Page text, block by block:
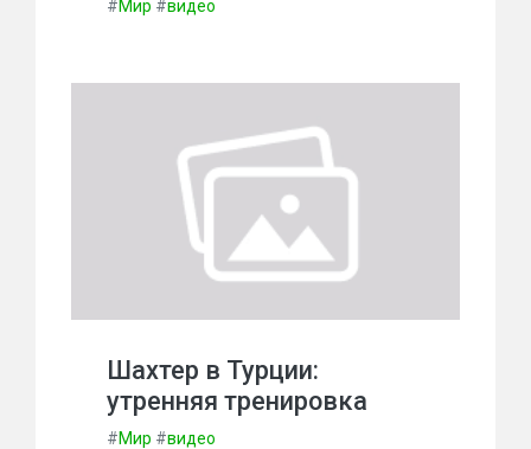
#Мир #видео
Шахтер в Турции:
утренняя тренировка
#Мир #видео